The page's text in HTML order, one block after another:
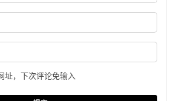
址，下次评论免输入